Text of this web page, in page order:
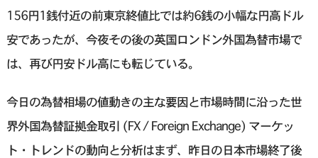
156円1銭付近の前東京終値比では約6銭の小幅な円高ドル
安であったが、今夜その後の英国ロンドン外国為替市場で
は、再び円安ドル高にも転じている。
今日の為替相場の値動きの主な要因と市場時間に沿った世
界外国為替証拠金取引 (FX / Foreign Exchange) マーケッ
ト・トレンドの動向と分析はまず、昨日の日本市場終了後